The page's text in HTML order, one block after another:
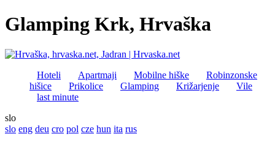
Glamping Krk, Hrvaška
Hoteli Apartmaji Mobilne hiške
Robinzonske
hišice
Prikolice Glamping Križarjenje
Vile
last minute
slo
slo eng deu cro pol cze hun ita rus